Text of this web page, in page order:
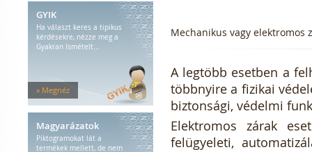
GYIK
Ha választ keres a tipikus
kérdésekre, nézze meg a
Gyakran Ismételt...
» Megnéz
Magyarázatok
Piktogramokat lát a
termékek mellett, de nem
Mechanikus vagy elektromos
A legtöbb esetben a
többnyire a fizikai
biztonsági, védelmi
Elektromos zárak
felügyeleti,